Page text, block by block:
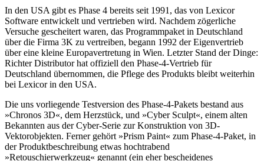
In den USA gibt es Phase 4 bereits seit 1991, das von Lexicor
Software entwickelt und vertrieben wird. Nachdem zögerliche
Versuche gescheitert waren, das Programmpaket in Deutschland
über die Firma 3K zu vertreiben, begann 1992 der Eigenvertrieb
über eine kleine Europavertretung in Wien. Letzter Stand der Dinge:
Richter Distributor hat offiziell den Phase-4-Vertrieb für
Deutschland übernommen, die Pflege des Produkts bleibt weiterhin
bei Lexicor in den USA.
Die uns vorliegende Testversion des Phase-4-Pakets bestand aus
»Chronos 3D«, dem Herzstück, und »Cyber Sculpt«, einem alten
Bekannten aus der Cyber-Serie zur Konstruktion von 3D-
Vektorobjekten. Ferner gehört »Prism Paint« zum Phase-4-Paket, in
der Produktbeschreibung etwas hochtrabend
»Retouschierwerkzeug« genannt (ein eher bescheidenes